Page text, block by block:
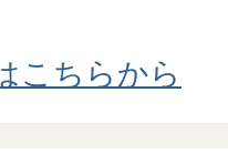
こちらから